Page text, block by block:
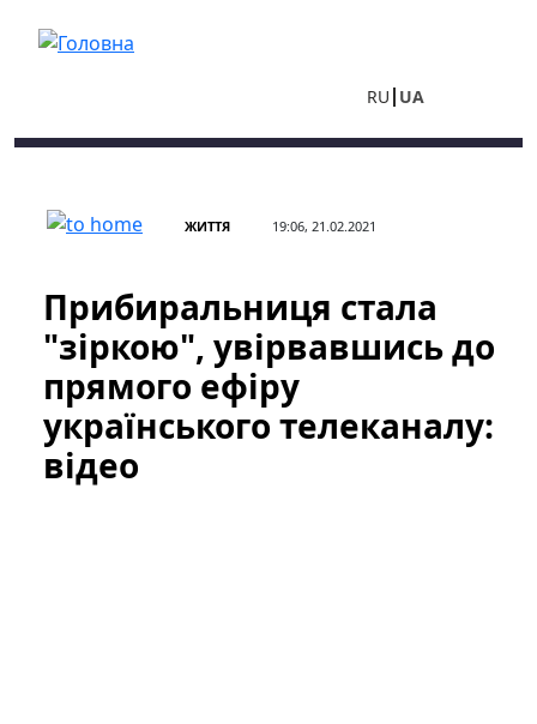
RU UA
ЖИТТЯ 19:06, 21.02.2021
Прибиральниця стала
"зіркою", увірвавшись до
прямого ефіру
українського телеканалу:
відео